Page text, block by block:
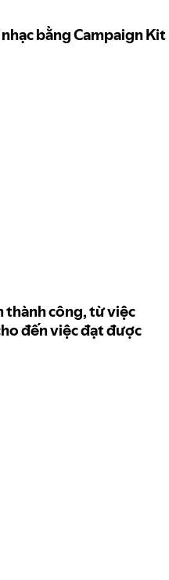
bằng Campaign Kit
thành công, từ việc
đến việc đạt được